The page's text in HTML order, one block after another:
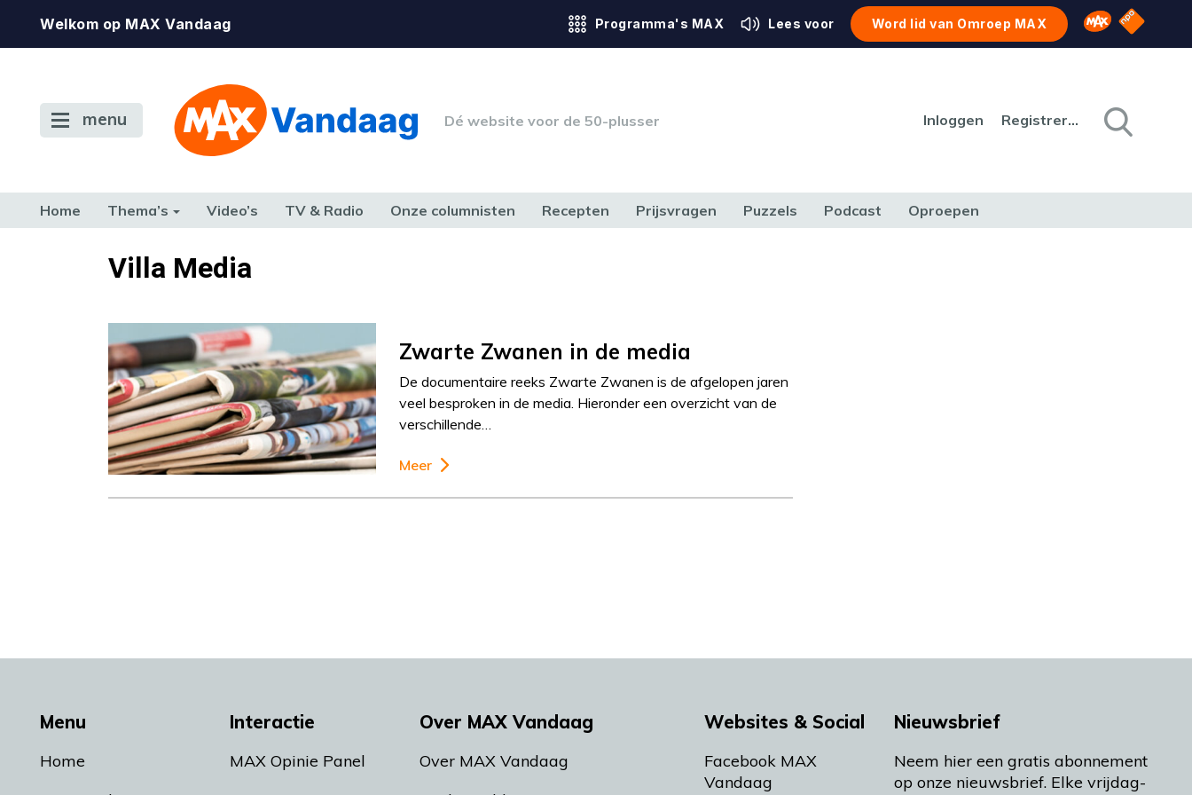
Welkom op MAX Vandaag Programma's MAX Lees voor Word lid van Omroep MAX Omroep MAX
NPO
menu Dé website voor de 50-plusser Inloggen Registreren
Home Thema’s Video’s TV & Radio Onze columnisten Recepten Prijsvragen Puzzels Podcast Oproepen
TERUG NAAR TOENVilla Media
Zwarte Zwanen in de media
De documentaire reeks Zwarte Zwanen is de afgelopen jaren
veel besproken in de media. Hieronder een overzicht van de
verschillende…
Meer
Menu
Home
Interactie
MAX Opinie Panel
Over MAX Vandaag
Over MAX Vandaag
Websites & Social
Facebook MAX
Vandaag
Nieuwsbrief
Neem hier een gratis abonnement
op onze nieuwsbrief. Elke vrijdag-